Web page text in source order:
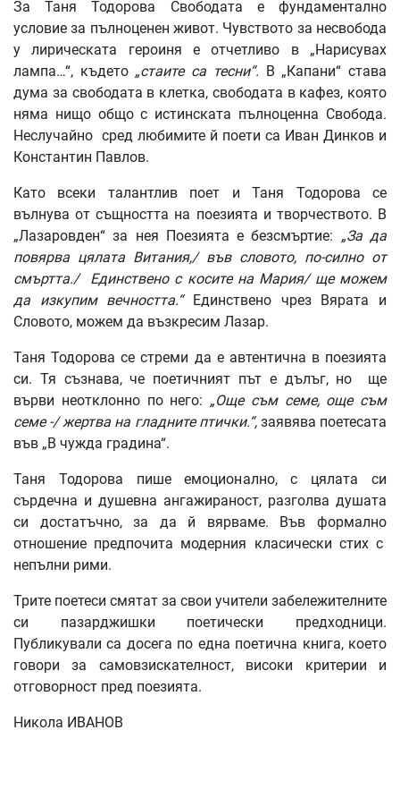
За Таня Тодорова Свободата е фундаментално
условие за пълноценен живот. Чувството за несвобода
у лирическата героиня е отчетливо в „Нарисувах
лампа…“, където „стаите са тесни“. В „Капани“ става
дума за свободата в клетка, свободата в кафез, която
няма нищо общо с истинската пълноценна Свобода.
Неслучайно сред любимите й поети са Иван Динков и
Константин Павлов.
Като всеки талантлив поет и Таня Тодорова се
вълнува от същността на поезията и творчеството. В
„Лазаровден“ за нея Поезията е безсмъртие: „За да
повярва цялата Витания,/ във словото, по-силно от
смъртта./ Единствено с косите на Мария/ ще можем
да изкупим вечността.“ Единствено чрез Вярата и
Словото, можем да възкресим Лазар.
Таня Тодорова се стреми да е автентична в поезията
си. Тя съзнава, че поетичният път е дълъг, но ще
върви неотклонно по него: „Още съм семе, още съм
семе -/ жертва на гладните птички.“,заявява поетесата
във „В чужда градина“.
Таня Тодорова пише емоционално, с цялата си
сърдечна и душевна ангажираност, разголва душата
си достатъчно, за да й вярваме. Във формално
отношение предпочита модерния класически стих с
непълни рими.
Трите поетеси смятат за свои учители забележителните
си пазарджишки поетически предходници.
Публикували са досега по една поетична книга, което
говори за самовзискателност, високи критерии и
отговорност пред поезията.
Никола ИВАНОВ